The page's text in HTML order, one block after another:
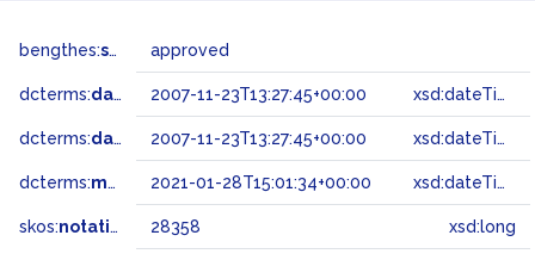
bengthes:status approved
dcterms:dateAccepted 2007-11-23T13:27:45+00:00 xsd:dateTime
dcterms:dateSubmitted 2007-11-23T13:27:45+00:00 xsd:dateTime
dcterms:modified 2021-01-28T15:01:34+00:00 xsd:dateTime
skos:notation 28358 xsd:long